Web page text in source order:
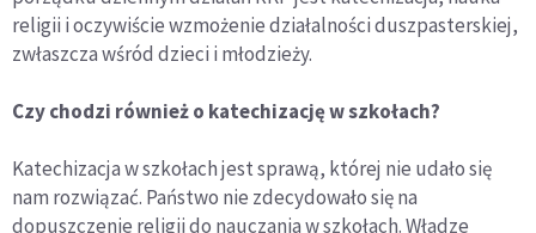
religii i oczywiście wzmożenie działalności duszpasterskiej,
zwłaszcza wśród dzieci i młodzieży.
Czy chodzi również o katechizację w szkołach?
Katechizacja w szkołach jest sprawą, której nie udało się
nam rozwiązać. Państwo nie zdecydowało się na
dopuszczenie religii do nauczania w szkołach. Władze